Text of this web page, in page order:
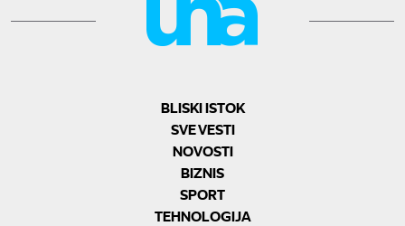
BLISKI ISTOK
SVE VESTI
NOVOSTI
BIZNIS
SPORT
TEHNOLOGIJA